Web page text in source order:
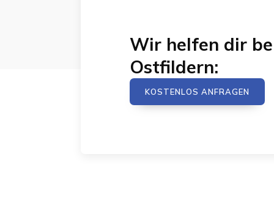
Wir helfen dir
Ostfildern:
KOSTENLOS ANFRAGEN